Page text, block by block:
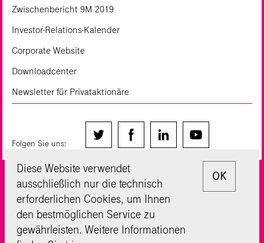
Zwischenbericht 9M 2019
Investor-Relations-Kalender
Corporate Website
Downloadcenter
Newsletter für Privataktionäre
Folgen Sie uns:
Kontakt
Impressum Datenschutz
Sitemap Disclaimer
Glossar
Diese Website verwendet
ausschließlich nur die technisch
erforderlichen Cookies, um Ihnen
den bestmöglichen Service zu
gewährleisten. Weitere Informationen
OK